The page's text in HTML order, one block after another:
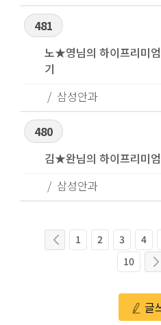
481
노★영님의 하이프리미
기
삼성안과
480
김★완님의 하이프리미
삼성안과
1 2 3 4
10
글